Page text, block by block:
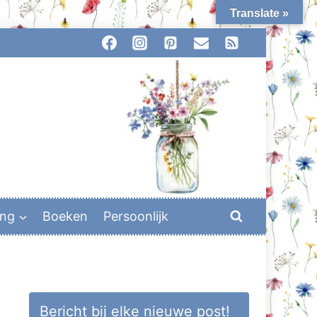
Boeken Persoonlijk
Bericht bij elke nieuwe post!
Translate »